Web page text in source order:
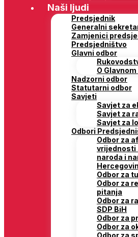
Naši ljudi
Predsjednik
Generalni
Zamjenici
Predsjedništvo
Glavni odbor
O
Nadzorni odbor
Statutarni odbor
Savjeti
Savjet za
Savjet za
Savjet za
Odbori
Odbor za
vrijednosti
naroda i
Odbor za
Odbor za
pitanja
Odbor za
SDP BiH
Odbor za
Odbor za
Odbor za